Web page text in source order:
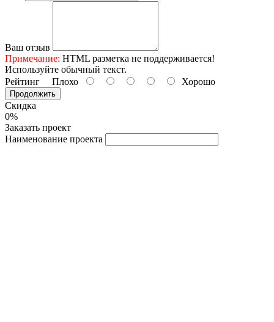
Ваш отзыв
Примечание: HTML разметка не поддерживается!
Используйте обычный текст.
Рейтинг Плохо Хорошо
Продолжить
Скидка
0%
Заказать проект
Наименование проекта